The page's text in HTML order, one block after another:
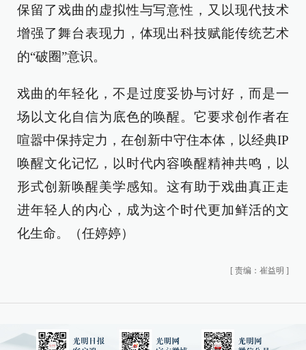
保留了戏曲的虚拟性与写意性，又以现代技术
增强了舞台表现力，体现出科技赋能传统艺术
的“破圈”意识。
戏曲的年轻化，不是过度妥协与讨好，而是一
场以文化自信为底色的唤醒。它要求创作者在
喧嚣中保持定力，在创新中守住本体，以经典IP
唤醒文化记忆，以时代内容唤醒精神共鸣，以
形式创新唤醒美学感知。这有助于戏曲真正走
进年轻人的内心，成为这个时代更加鲜活的文
化生命。（任婷婷）
[ 责编：崔益明 ]